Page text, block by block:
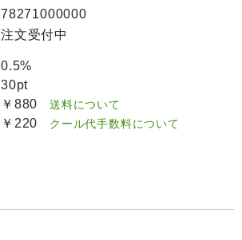
78271000000
注文受付中
0.5%
30pt
￥880 送料について
￥220 クール代手数料について